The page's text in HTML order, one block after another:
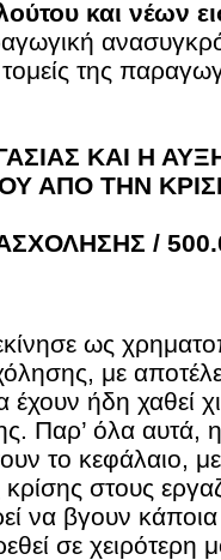
και νέων
της
ΚΑΙ Η
ΑΠΟ ΤΗΝ
/
ως
με
ήδη χαθεί
Παρ’ όλα
το κεφάλαιο,
στους
να βγουν
σε χειρότερη